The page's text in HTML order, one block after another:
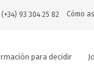
Cómo
93 304 25 82
para decidir